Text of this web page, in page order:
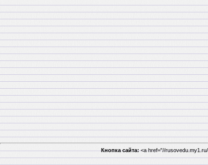
Кнопка сайта:<a href="//rusovedu.my1.ru/